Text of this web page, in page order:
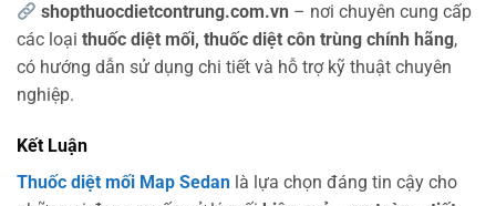
shopthuocdietcontrung.com.vn – nơi chuyên cung cấp
các loại thuốc diệt mối, thuốc diệt côn trùng chính hãng,
có hướng dẫn sử dụng chi tiết và hỗ trợ kỹ thuật chuyên
nghiệp.
Kết Luận
Thuốc diệt mối Map Sedan là lựa chọn đáng tin cậy cho